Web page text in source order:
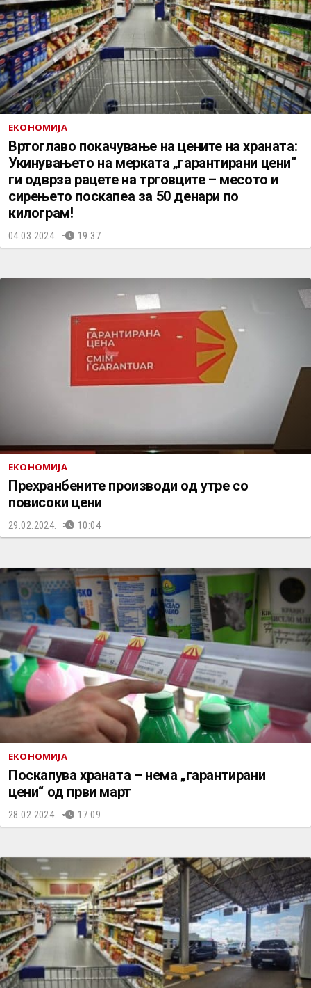
ЕКОНОМИЈА
Вртоглаво покачување на цените на храната:
Укинувањето на мерката „гарантирани цени“
ги одврза рацете на трговците – месото и
сирењето поскапеа за 50 денари по
килограм!
04.03.2024. 19:37
ЕКОНОМИЈА
Прехранбените производи од утре со
повисоки цени
29.02.2024. 10:04
ЕКОНОМИЈА
Поскапува храната – нема „гарантирани
цени“ од први март
28.02.2024. 17:09